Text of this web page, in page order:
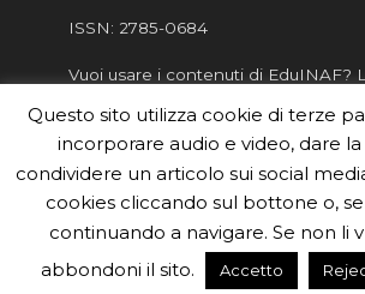
ISSN: 2785-0684
Vuoi usare i contenuti di EduINAF?
Informativa sulla Privacy
Informatva sui Cookie
Per la rubrica de l'Astronomo
inviarci le tue foto o i tuoi contributi,
redazione.edu [chiocciola] inaf.it
il form
Questo sito utilizza cookie di terze
incorporare audio e video, dare
condividere un articolo sui social
cookies cliccando sul bottone o,
continuando a navigare. Se non li
abbondoni il sito.
Accetto